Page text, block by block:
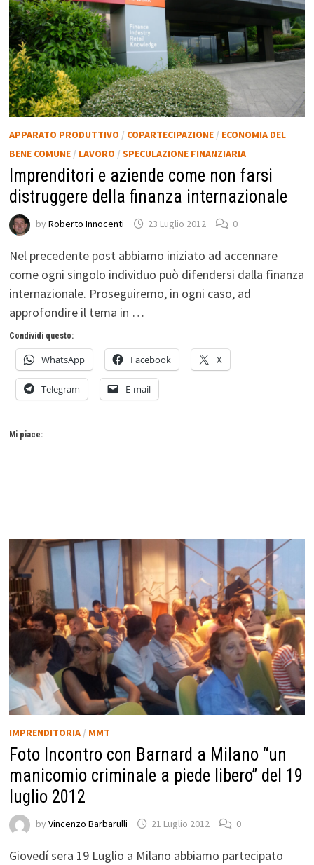
APPARATO PRODUTTIVO / COPARTECIPAZIONE/ ECONOMIA DEL
BENE COMUNE/ LAVORO / SPECULAZIONE FINANZIARIA
Imprenditori e aziende come non farsi
distruggere della finanza internazionale
by Roberto Innocenti 23 Luglio 2012 0
Nel precedente post abbiamo iniziato ad accennare
come ogni singolo individuo può difendersi dalla finanza
internazionale. Proseguiremo, in ogni caso, ad
approfondire il tema in …
Condividi questo:
WhatsApp Facebook X
Telegram E-mail
Mi piace:
IMPRENDITORIA/ MMT
Foto Incontro con Barnard a Milano “un
manicomio criminale a piede libero” del 19
luglio 2012
by Vincenzo Barbarulli 21 Luglio 2012 0
Giovedí sera 19 Luglio a Milano abbiamo partecipato